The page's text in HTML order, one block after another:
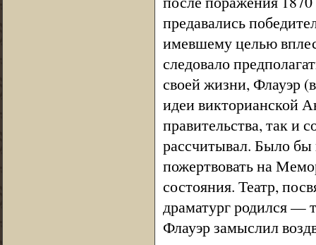
предавались
имевшему целью
следовало
своей жизни, Флауэр
идеи викторианской
правительства, так и
рассчитывал. Было бы
пожертвовать на
состояния. Театр,
драматург родился —
Флауэр замыслил